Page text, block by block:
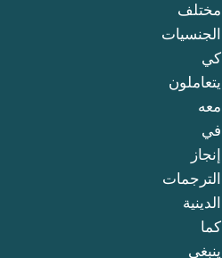
مختلف
الجنسيات
كي
يتعاملون
معه
في
إنجاز
الترجمات
الدينية
كما
ينبغي